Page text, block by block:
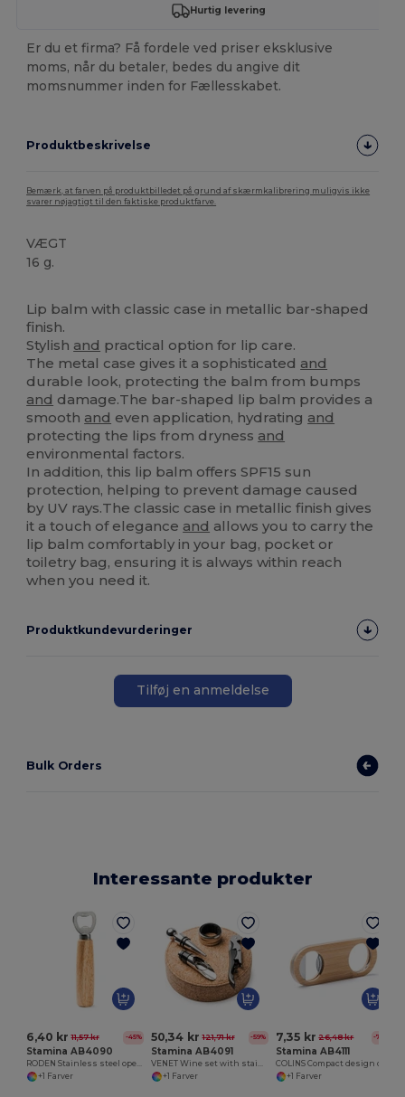
Hurtig levering
Er du et firma? Få fordele ved priser eksklusive
moms, når du betaler, bedes du angive dit
momsnummer inden for Fællesskabet.
Produktbeskrivelse
Bemærk, at farven på produktbilledet på grund af skærmkalibrering muligvis ikke
svarer nøjagtigt til den faktiske produktfarve.
VÆGT
16 g.
Lip balm with classic case in metallic bar-shaped
finish.
Stylish and practical option for lip care.
The metal case gives it a sophisticated and
durable look, protecting the balm from bumps
and damage.The bar-shaped lip balm provides a
smooth and even application, hydrating and
protecting the lips from dryness and
environmental factors.
In addition, this lip balm offers SPF15 sun
protection, helping to prevent damage caused
by UV rays.The classic case in metallic finish gives
it a touch of elegance and allows you to carry the
lip balm comfortably in your bag, pocket or
toiletry bag, ensuring it is always within reach
when you need it.
Produktkundevurderinger
Tilføj en anmeldelse
Bulk Orders
Interessante produkter
6,40 kr 11,57 kr -45%
Stamina AB4090
+1 Farver
50,34 kr 121,71 kr -59%
Stamina AB4091
+1 Farver
7,35 kr 26,48 kr -72%
Stamina AB4111
+1 Farver